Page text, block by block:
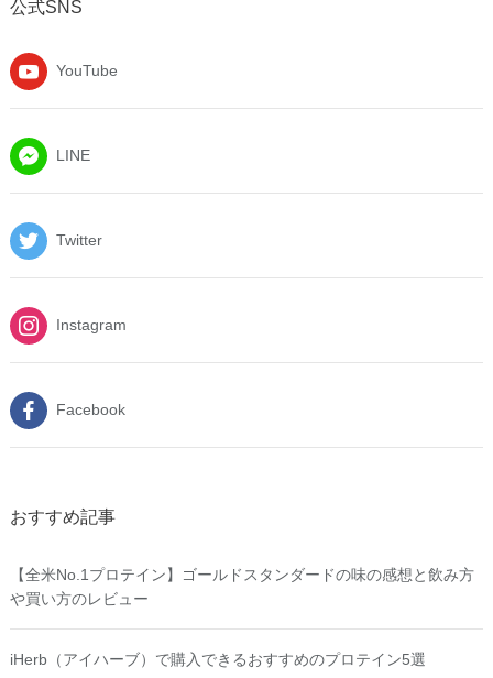
公式SNS
YouTube
LINE
Twitter
Instagram
Facebook
おすすめ記事
【全米No.1プロテイン】ゴールドスタンダードの味の感想と飲み方
や買い方のレビュー
iHerb（アイハーブ）で購入できるおすすめのプロテイン5選